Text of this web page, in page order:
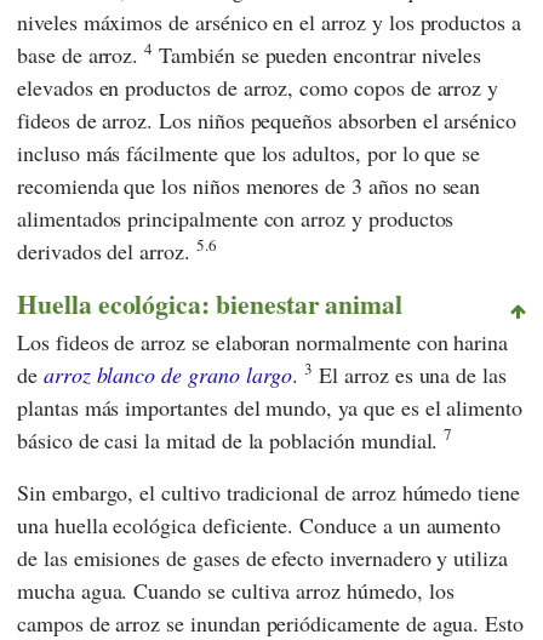
niveles máximos de arsénico en el arroz y los productos a
base de arroz.4 También se pueden encontrar niveles
elevados en productos de arroz, como copos de arroz y
fideos de arroz. Los niños pequeños absorben el arsénico
incluso más fácilmente que los adultos, por lo que se
recomienda que los niños menores de 3 años no sean
alimentados principalmente con arroz y productos
derivados del arroz. 5.6
Huella ecológica: bienestar animal
Los fideos de arroz se elaboran normalmente con harina
de arroz blanco de grano largo.3 El arroz es una de las
plantas más importantes del mundo, ya que es el alimento
básico de casi la mitad de la población mundial.7
Sin embargo, el cultivo tradicional de arroz húmedo tiene
una huella ecológica deficiente. Conduce a un aumento
de las emisiones de gases de efecto invernadero y utiliza
mucha agua. Cuando se cultiva arroz húmedo, los
campos de arroz se inundan periódicamente de agua. Esto